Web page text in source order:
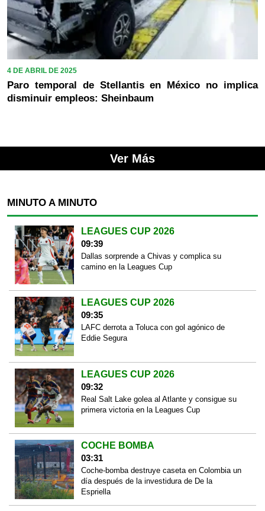
4 DE ABRIL DE 2025
Paro temporal de Stellantis en México no implica
disminuir empleos: Sheinbaum
Ver Más
MINUTO A MINUTO
LEAGUES CUP 2026
09:39
Dallas sorprende a Chivas y complica su
camino en la Leagues Cup
LEAGUES CUP 2026
09:35
LAFC derrota a Toluca con gol agónico de
Eddie Segura
LEAGUES CUP 2026
09:32
Real Salt Lake golea al Atlante y consigue su
primera victoria en la Leagues Cup
COCHE BOMBA
03:31
Coche-bomba destruye caseta en Colombia un
día después de la investidura de De la
Espriella